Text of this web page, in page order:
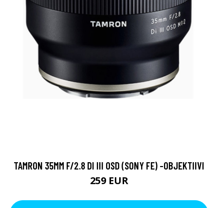
TAMRON 35MM F/2.8 DI III OSD (SONY FE) -OBJEKTIIVI
259 EUR